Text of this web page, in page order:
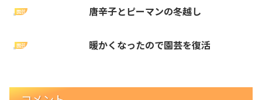
園芸 唐辛子とピーマンの冬越し
園芸 暖かくなったので園芸を復活